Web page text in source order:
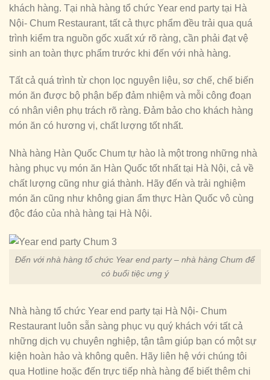
khách hàng. Tại nhà hàng tổ chức Year end party tại Hà
Nội- Chum Restaurant, tất cả thực phẩm đều trải qua quá
trình kiểm tra nguồn gốc xuất xứ rõ ràng, cần phải đạt vệ
sinh an toàn thực phẩm trước khi đến với nhà hàng.
Tất cả quá trình từ chọn lọc nguyên liệu, sơ chế, chế biến
món ăn được bộ phận bếp đảm nhiệm và mỗi công đoạn
có nhân viên phụ trách rõ ràng. Đảm bảo cho khách hàng
món ăn có hương vị, chất lượng tốt nhất.
Nhà hàng Hàn Quốc Chum tự hào là một trong những nhà
hàng phục vụ món ăn Hàn Quốc tốt nhất tại Hà Nội, cả về
chất lượng cũng như giá thành. Hãy đến và trải nghiệm
món ăn cũng như không gian ẩm thực Hàn Quốc vô cùng
độc đáo của nhà hàng tại Hà Nội.
Đến với nhà hàng tổ chức Year end party – nhà hàng Chum để
có buổi tiệc ưng ý
Nhà hàng tổ chức Year end party tại Hà Nội- Chum
Restaurant luôn sẵn sàng phục vụ quý khách với tất cả
những dịch vụ chuyên nghiệp, tận tâm giúp bạn có một sự
kiện hoàn hảo và không quên. Hãy liên hệ với chúng tôi
qua Hotline hoặc đến trực tiếp nhà hàng để biết thêm chi